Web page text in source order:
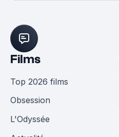
Films
Top 2026 films
Obsession
L'Odyssée